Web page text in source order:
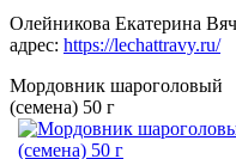
Олейникова Екатерина
адрес: https://lechattravy.ru/
Мордовник шароголовый
(семена) 50 г